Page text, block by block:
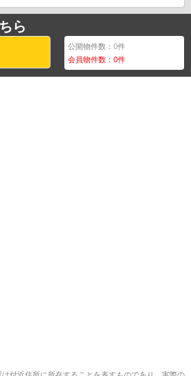
ら
公開物件数：0件
会員物件数：0件